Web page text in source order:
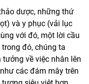
dược, những thứ
và y phục (vải lục
với đó, một lời cầu
đó, chúng ta
về việc nhân lên
các đám mây trên